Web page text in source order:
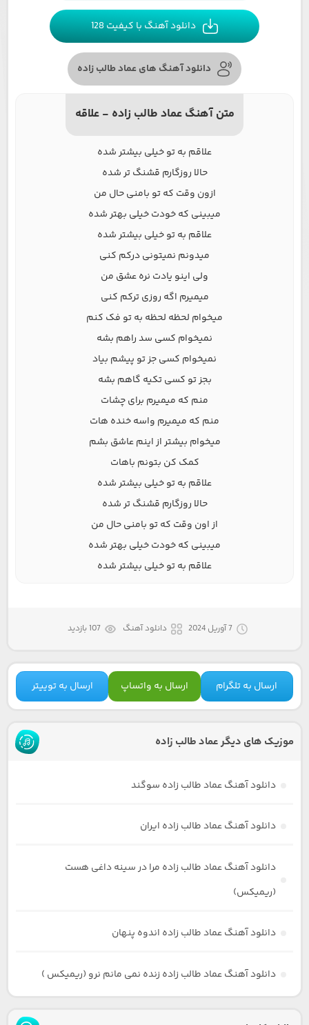
دانلود آهنگ با کیفیت 128
دانلود آهنگ های عماد طالب زاده
متن آهنگ عماد طالب زاده - علاقه
علاقم به تو خیلی بیشتر شده
حالا روزگارم قشنگ تر شده
ازون وقت که تو بامنی حال من
میبینی که خودت خیلی بهتر شده
علاقم به تو خیلی بیشتر شده
میدونم نمیتونی درکم کنی
ولی اینو یادت نره عشق من
میمیرم اگه روزی ترکم کنی
میخوام لحظه لحظه به تو فک کنم
نمیخوام کسی سد راهم بشه
نمیخوام کسی جز تو پیشم بیاد
بجز تو کسی تکیه گاهم بشه
منم که میمیرم برای چشات
منم که میمیرم واسه خنده هات
میخوام بیشتر از اینم عاشق بشم
کمک کن بتونم باهات
علاقم به تو خیلی بیشتر شده
حالا روزگارم قشنگ تر شده
از اون وقت که تو بامنی حال من
میبینی که خودت خیلی بهتر شده
علاقم به تو خیلی بیشتر شده
7 آوریل 2024 دانلود آهنگ 107 بازدید
ارسال به تلگرام ارسال به واتساپ ارسال به توییتر
موزیک های دیگر عماد طالب زاده
دانلود آهنگ عماد طالب زاده سوگند
دانلود آهنگ عماد طالب زاده ایران
دانلود آهنگ عماد طالب زاده مرا در سینه داغی هست
(ریمیکس)
دانلود آهنگ عماد طالب زاده اندوه پنهان
دانلود آهنگ عماد طالب زاده زنده نمی مانم نرو (ریمیکس )